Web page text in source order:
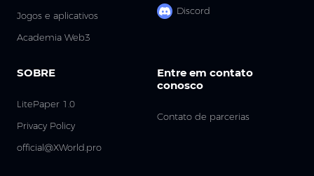
Discord
Jogos e aplicativos
Academia Web3
SOBRE
LitePaper 1.0
Privacy Policy
official@XWorld.pro
Entre em contato
conosco
Contato de parcerias